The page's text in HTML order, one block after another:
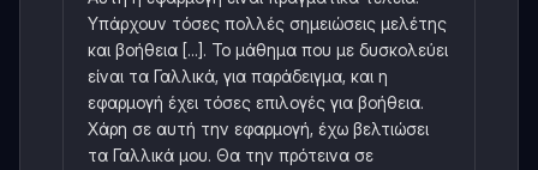
Υπάρχουν τόσες πολλές σημειώσεις μελέτης
και βοήθεια [...]. Το μάθημα που με δυσκολεύει
είναι τα Γαλλικά, για παράδειγμα, και η
εφαρμογή έχει τόσες επιλογές για βοήθεια.
Χάρη σε αυτή την εφαρμογή, έχω βελτιώσει
τα Γαλλικά μου. Θα την πρότεινα σε